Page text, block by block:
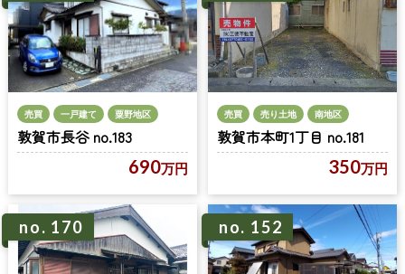
売買 一戸建て 粟野地区
敦賀市長谷 no.183
690万円
売買 売り土地 南地区
敦賀市本町1丁目 no.181
350万円
no. 170 no. 152